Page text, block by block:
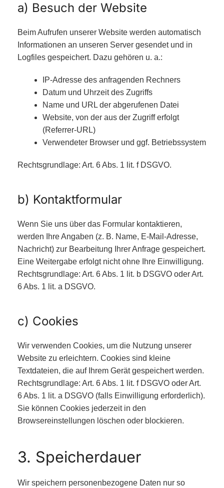
a) Besuch der Website
Beim Aufrufen unserer Website werden automatisch
Informationen an unseren Server gesendet und in
Logfiles gespeichert. Dazu gehören u. a.:
IP-Adresse des anfragenden Rechners
Datum und Uhrzeit des Zugriffs
Name und URL der abgerufenen Datei
Website, von der aus der Zugriff erfolgt
(Referrer-URL)
Verwendeter Browser und ggf. Betriebssystem
Rechtsgrundlage: Art. 6 Abs. 1 lit. f DSGVO.
b) Kontaktformular
Wenn Sie uns über das Formular kontaktieren,
werden Ihre Angaben (z. B. Name, E-Mail-Adresse,
Nachricht) zur Bearbeitung Ihrer Anfrage gespeichert.
Eine Weitergabe erfolgt nicht ohne Ihre Einwilligung.
Rechtsgrundlage: Art. 6 Abs. 1 lit. b DSGVO oder Art.
6 Abs. 1 lit. a DSGVO.
c) Cookies
Wir verwenden Cookies, um die Nutzung unserer
Website zu erleichtern. Cookies sind kleine
Textdateien, die auf Ihrem Gerät gespeichert werden.
Rechtsgrundlage: Art. 6 Abs. 1 lit. f DSGVO oder Art.
6 Abs. 1 lit. a DSGVO (falls Einwilligung erforderlich).
Sie können Cookies jederzeit in den
Browsereinstellungen löschen oder blockieren.
3. Speicherdauer
Wir speichern personenbezogene Daten nur so